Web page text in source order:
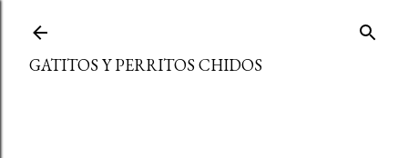
GATITOS Y PERRITOS CHIDOS